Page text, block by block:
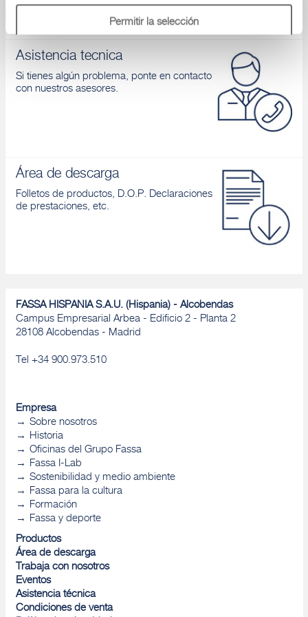
Permitir la selección
Asistencia tecnica
Si tienes algún problema, ponte en contacto
con nuestros asesores.
Área de descarga
Folletos de productos, D.O.P. Declaraciones
de prestaciones, etc.
FASSA HISPANIA S.A.U. (Hispania) - Alcobendas
Campus Empresarial Arbea - Edificio 2 - Planta 2
28108 Alcobendas - Madrid
Tel +34 900.973.510
Empresa
Sobre nosotros
Historia
Oficinas del Grupo Fassa
Fassa I-Lab
Sostenibilidad y medio ambiente
Fassa para la cultura
Formación
Fassa y deporte
Productos
Área de descarga
Trabaja con nosotros
Eventos
Asistencia técnica
Condiciones de venta